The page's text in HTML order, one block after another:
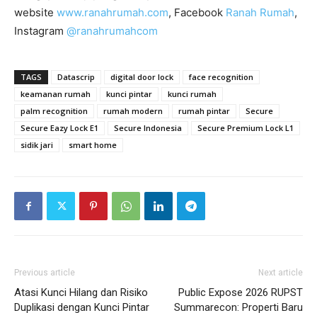
website www.ranahrumah.com, Facebook Ranah Rumah,
Instagram @ranahrumahcom
TAGS Datascrip digital door lock
face recognition
keamanan rumah
kunci pintar
kunci rumah
palm recognition
rumah modern rumah pintar
Secure
Secure Eazy Lock E1
Secure Indonesia
Secure Premium Lock L1
sidik jari
smart home
Previous article
Atasi Kunci Hilang dan Risiko
Duplikasi dengan Kunci Pintar
Next article
Public Expose 2026 RUPST
Summarecon: Properti Baru